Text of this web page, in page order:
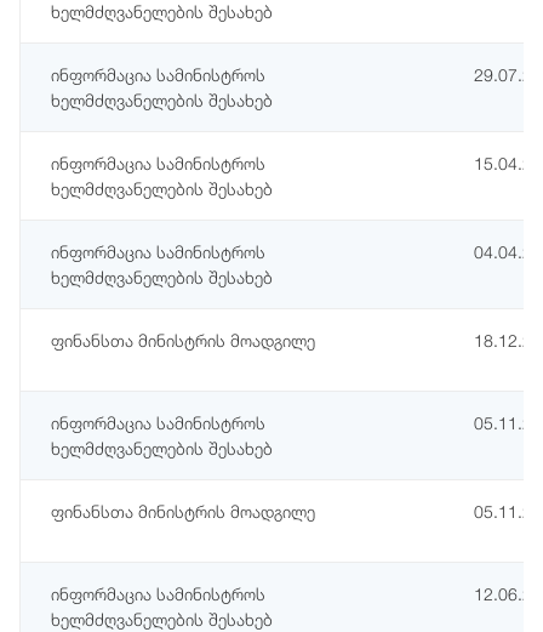
ხელმძღვანელების შესახებ
ინფორმაცია სამინისტროს
ხელმძღვანელების შესახებ
ინფორმაცია სამინისტროს
ხელმძღვანელების შესახებ
ინფორმაცია სამინისტროს
ხელმძღვანელების შესახებ
ფინანსთა მინისტრის მოადგილე
ინფორმაცია სამინისტროს
ხელმძღვანელების შესახებ
ფინანსთა მინისტრის მოადგილე
ინფორმაცია სამინისტროს
ხელმძღვანელების შესახებ